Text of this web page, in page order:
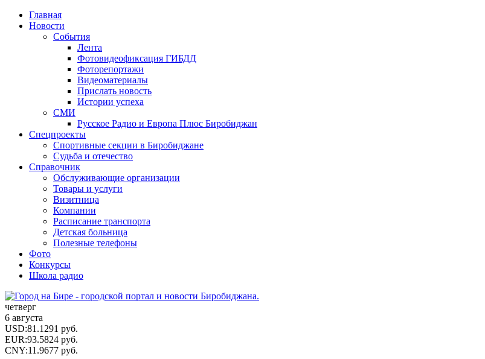
Главная
Новости
События
Лента
Фотовидеофиксация ГИБДД
Фоторепортажи
Видеоматериалы
Прислать новость
Истории успеха
СМИ
Русское Радио и Европа Плюс Биробиджан
Спецпроекты
Спортивные секции в Биробиджане
Судьба и отечество
Справочник
Обслуживающие организации
Товары и услуги
Визитница
Компании
Расписание транспорта
Детская больница
Полезные телефоны
Фото
Конкурсы
Школа радио
четверг
6 августа
USD:81.1291 руб.
EUR:93.5824 руб.
CNY:11.9677 руб.